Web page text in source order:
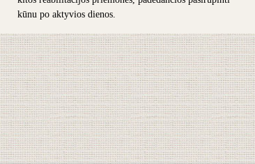
kūnu po aktyvios dienos.